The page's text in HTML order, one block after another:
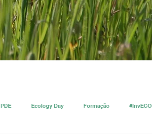
PDE Ecology Day Formação #InvECO